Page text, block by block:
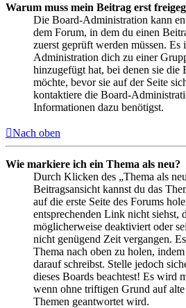
Warum muss mein Beitrag erst
Die Board-Administration kann
dem Forum, in dem du einen
zuerst geprüft werden müssen. Es
Administration dich zu einer
hinzugefügt hat, bei denen sie die
möchte, bevor sie auf der Seite
kontaktiere die Board-
Informationen dazu benötigst.
Nach oben
Wie markiere ich ein Thema als neu?
Durch Klicken des „Thema als
Beitragsansicht kannst du das
auf die erste Seite des Forums
entsprechenden Link nicht siehst,
möglicherweise deaktiviert oder
nicht genügend Zeit vergangen.
Thema nach oben zu holen,
darauf schreibst. Stelle jedoch
dieses Boards beachtest! Es wird
wenn ohne triftigen Grund auf alte
Themen geantwortet wird.